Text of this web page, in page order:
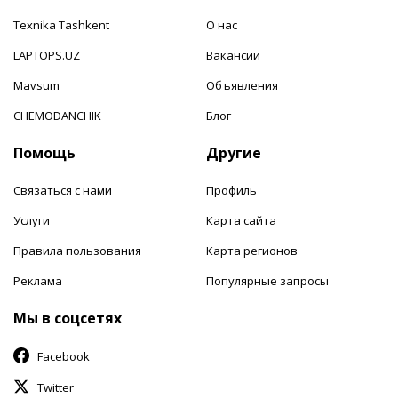
Texnika Tashkent
LAPTOPS.UZ
Mavsum
CHEMODANCHIK
О нас
Вакансии
Объявления
Блог
Помощь
Связаться с нами
Услуги
Правила пользования
Реклама
Другие
Профиль
Карта сайта
Карта регионов
Популярные запросы
Мы в соцсетях
Facebook
Twitter